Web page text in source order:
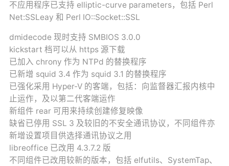
不应用程序已支持 elliptic-curve parameters，包括 Perl
Net:SSLeay 和 Perl IO::Socket::SSL
dmidecode 现时支持 SMBIOS 3.0.0
kickstart 档可以从 https 源下载
已加入 chrony 作为 NTPd 的替换程序
已新增 squid 3.4 作为 squid 3.1 的替换程序
已强化采用 Hyper-V 的客端，包括：向监督器汇报内核中
止运作，及以第二代客端运作
新组件 rear 可用来持续创建修复映像
缺省已停用 SSL 3 及较旧的不安全通讯协议，不同组件亦
新增设置项目供选择通讯协议之用
libreoffice 已改用 4.3.7.2 版
不同组件已改用较新的版本，包括 elfutils、SystemTap、